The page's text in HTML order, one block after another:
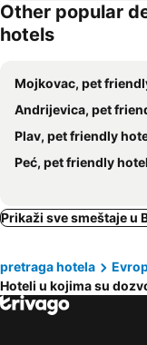
Other popular
hotels
Mojkovac, pet
Andrijevica, pet
Plav, pet friendly
Peć, pet friendly
Prikaži sve smeštaje u
pretraga hotela
Hoteli u kojima su